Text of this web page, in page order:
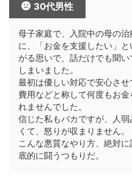
30代男性
母子家庭で、入院中の母の
に、「お金を支援したい」
がる思いで、話だけでも聞
しまいました。
最初は優しい対応で安心さ
費用などと称して何度もお
れませんでした。
信じた私もバカですが、人
くて、怒りが収まりません。
こんな悪質なやり方、絶対
底的に闘うつもりだ。